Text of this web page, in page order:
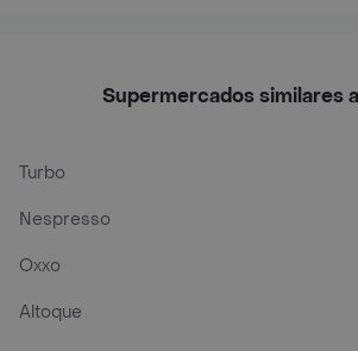
Supermercados similares
Turbo
Nespresso
Oxxo
Altoque